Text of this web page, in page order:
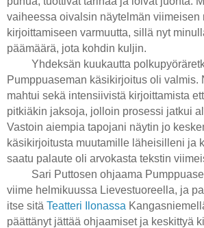
vaiheessa oivalsin näytelmän viimeisen
kirjoittamiseen varmuutta, sillä nyt
päämäärä, jota kohdin kuljin.
Yhdeksän kuukautta
Pumppuaseman käsikirjoitus oli valmis.
mahtui sekä intensiivistä kirjoittamista
pitkiäkin jaksoja, jolloin prosessi jatkui
Vastoin aiempia tapojani näytin jo
käsikirjoitusta muutamille läheisilleni ja
saatu palaute oli arvokasta tekstin
Sari Puttosen ohjaama
viime helmikuussa Lievestuoreella, ja
itse sitä Teatteri Ilonassa
päättänyt jättää ohjaamiset ja keskittyä